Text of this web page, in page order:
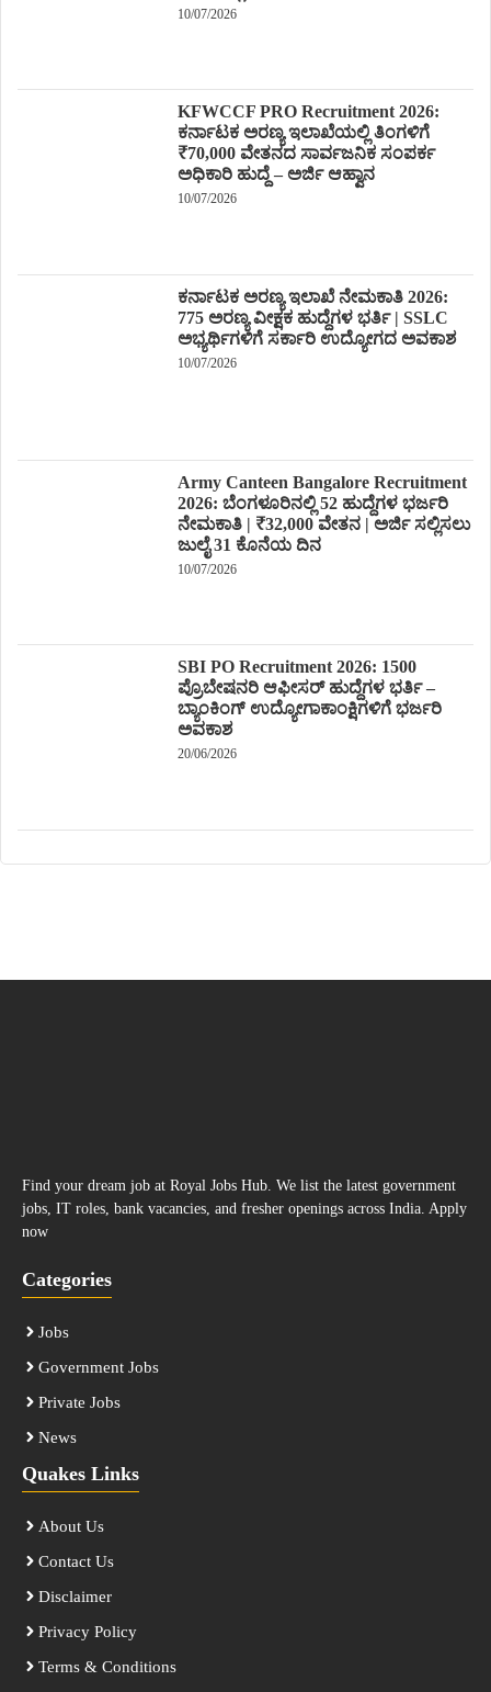
10/07/2026
KFWCCF PRO Recruitment 2026:
ಕರ್ನಾಟಕ ಅರಣ್ಯ ಇಲಾಖೆಯಲ್ಲಿ ತಿಂಗಳಿಗೆ
₹70,000 ವೇತನದ ಸಾರ್ವಜನಿಕ ಸಂಪರ್ಕ
ಅಧಿಕಾರಿ ಹುದ್ದೆ – ಅರ್ಜಿ ಆಹ್ವಾನ
10/07/2026
ಕರ್ನಾಟಕ ಅರಣ್ಯ ಇಲಾಖೆ ನೇಮಕಾತಿ 2026:
775 ಅರಣ್ಯ ವೀಕ್ಷಕ ಹುದ್ದೆಗಳ ಭರ್ತಿ | SSLC
ಅಭ್ಯರ್ಥಿಗಳಿಗೆ ಸರ್ಕಾರಿ ಉದ್ಯೋಗದ ಅವಕಾಶ
10/07/2026
Army Canteen Bangalore Recruitment
2026: ಬೆಂಗಳೂರಿನಲ್ಲಿ 52 ಹುದ್ದೆಗಳ ಭರ್ಜರಿ
ನೇಮಕಾತಿ | ₹32,000 ವೇತನ | ಅರ್ಜಿ ಸಲ್ಲಿಸಲು
ಜುಲೈ 31 ಕೊನೆಯ ದಿನ
10/07/2026
SBI PO Recruitment 2026: 1500
ಪ್ರೊಬೇಷನರಿ ಆಫೀಸರ್ ಹುದ್ದೆಗಳ ಭರ್ತಿ –
ಬ್ಯಾಂಕಿಂಗ್ ಉದ್ಯೋಗಾಕಾಂಕ್ಷಿಗಳಿಗೆ ಭರ್ಜರಿ
ಅವಕಾಶ
20/06/2026
Find your dream job at Royal Jobs Hub. We list the latest government
jobs, IT roles, bank vacancies, and fresher openings across India. Apply
now
Categories
Jobs
Government Jobs
Private Jobs
News
Quakes Links
About Us
Contact Us
Disclaimer
Privacy Policy
Terms & Conditions